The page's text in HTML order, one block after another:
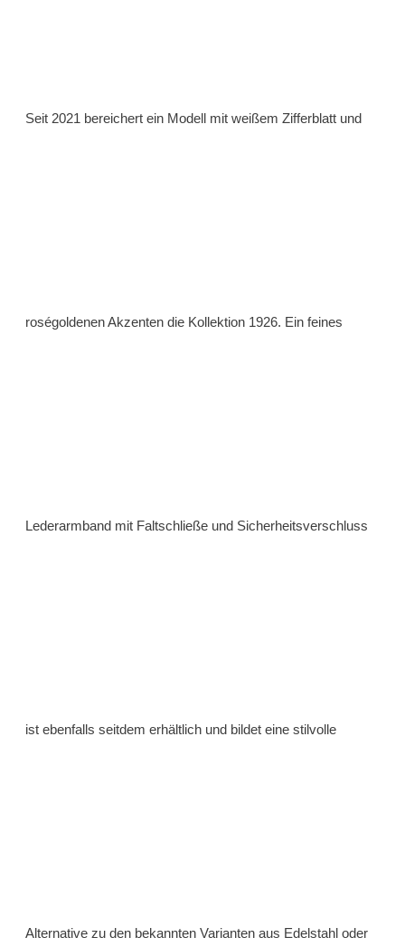
Seit 2021 bereichert ein Modell mit weißem Zifferblatt und
roségoldenen Akzenten die Kollektion 1926. Ein feines
Lederarmband mit Faltschließe und Sicherheitsverschluss
ist ebenfalls seitdem erhältlich und bildet eine stilvolle
Alternative zu den bekannten Varianten aus Edelstahl oder